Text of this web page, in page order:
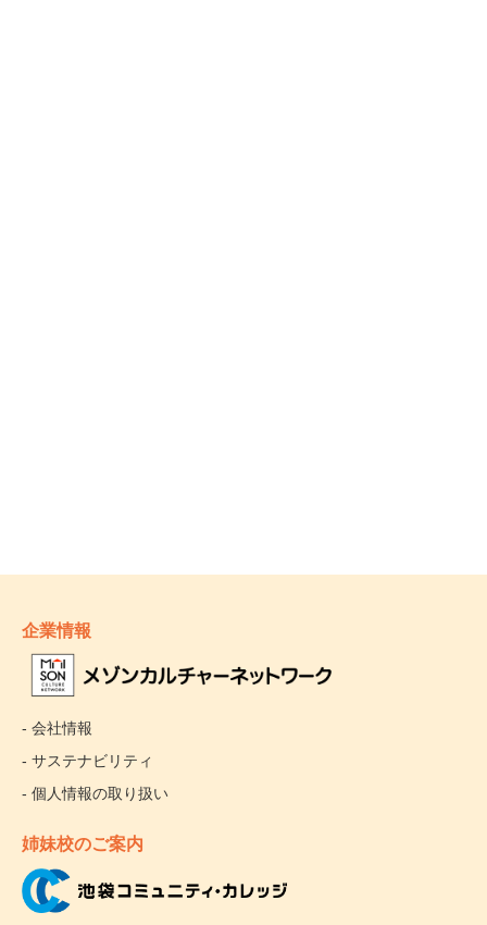
企業情報
- 会社情報
- サステナビリティ
- 個人情報の取り扱い
姉妹校のご案内